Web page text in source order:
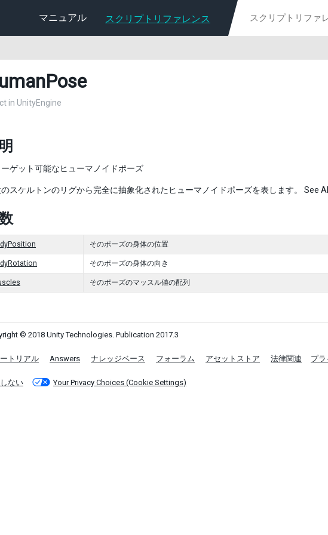
マニュアル スクリプトリファレンス
in UnityEngine
ーゲット可能なヒューマノイドポーズ
スケルトンのリグから完全に抽象化されたヒューマノイドポーズを表します。 See
そのポーズの身体の位置
そのポーズの身体の向き
そのポーズのマッスル値の配列
© 2018 Unity Technologies. Publication 2017.3
トリアル Answers ナレッジベース フォーラム アセットストア 法律関連 プ
ない Your Privacy Choices (Cookie Settings)